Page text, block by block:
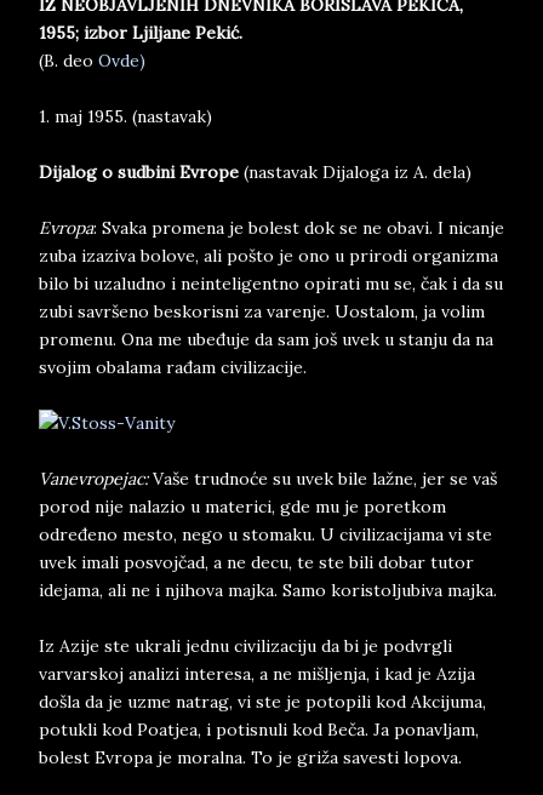
IZ NEOBJAVLJENIH DNEVNIKA BORISLAVA PEKIĆA,
1955; izbor Ljiljane Pekić.
(B. deo Ovde)
1. maj 1955. (nastavak)
Dijalog o sudbini Evrope (nastavak Dijaloga iz A. dela)
Evropa: Svaka promena je bolest dok se ne obavi. I nicanje
zuba izaziva bolove, ali pošto je ono u prirodi organizma
bilo bi uzaludno i neinteligentno opirati mu se, čak i da su
zubi savršeno beskorisni za varenje. Uostalom, ja volim
promenu. Ona me ubeđuje da sam još uvek u stanju da na
svojim obalama rađam civilizacije.
Vanevropejac:Vaše trudnoće su uvek bile lažne, jer se vaš
porod nije nalazio u materici, gde mu je poretkom
određeno mesto, nego u stomaku. U civilizacijama vi ste
uvek imali posvojčad, a ne decu, te ste bili dobar tutor
idejama, ali ne i njihova majka. Samo koristoljubiva majka.
Iz Azije ste ukrali jednu civilizaciju da bi je podvrgli
varvarskoj analizi interesa, a ne mišljenja, i kad je Azija
došla da je uzme natrag, vi ste je potopili kod Akcijuma,
potukli kod Poatjea, i potisnuli kod Beča. Ja ponavljam,
bolest Evropa je moralna. To je griža savesti lopova.